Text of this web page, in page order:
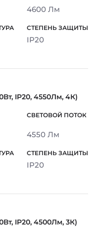
4600 Лм
IP20
IP20, 4550Лм, 4К)
4550 Лм
IP20
IP20, 4500Лм, 3К)